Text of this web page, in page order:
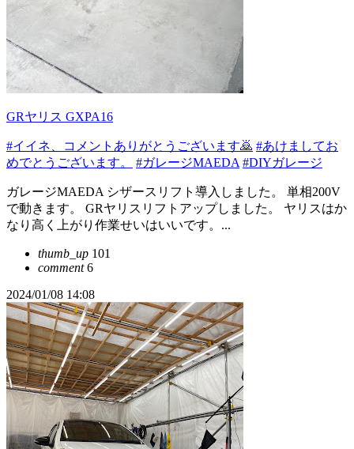
GRヤリス GXPA16
#イイネ、コメントありがとうございます🙇 #あけましてお
めでとうございます。
#ガレージMAEDA #DIYガレージ
ガレージMAEDA シザースリフト導入しました。 単相200V
で動きます。 GRヤリスリフトアップしました。 ヤリスはか
なり高く上がり作業せいはいいです。...
thumb_up 101
comment6
2024/01/08 14:08